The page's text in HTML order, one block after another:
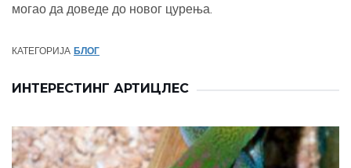
могао да доведе до новог цурења.
КАТЕГОРИЈА БЛОГ
ИНТЕРЕСТИНГ АРТИЦЛЕС